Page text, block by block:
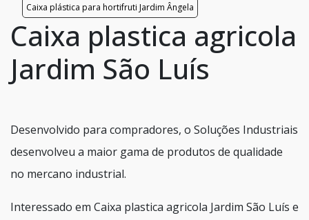
Caixa plástica para hortifruti Jardim Ângela
Caixa plastica agricola
Jardim São Luís
Desenvolvido para compradores, o Soluções Industriais
desenvolveu a maior gama de produtos de qualidade
no mercano industrial.
Interessado em Caixa plastica agricola Jardim São Luís e